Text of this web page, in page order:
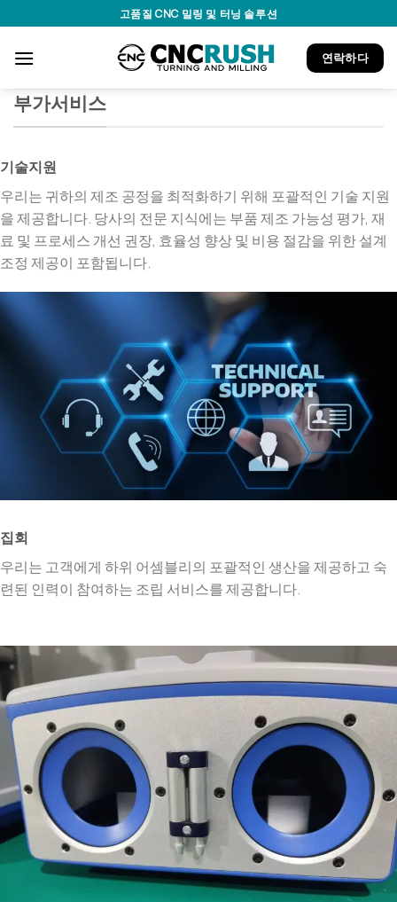
텐
기
고품질 CNC 밀링 및 터닝 솔루션
연락하다
부가서비스
기술지원
우리는 귀하의 제조 공정을 최적화하기 위해 포괄적인 기술 지원
을 제공합니다. 당사의 전문 지식에는 부품 제조 가능성 평가, 재
료 및 프로세스 개선 권장, 효율성 향상 및 비용 절감을 위한 설계
조정 제공이 포함됩니다.
집회
우리는 고객에게 하위 어셈블리의 포괄적인 생산을 제공하고 숙
련된 인력이 참여하는 조립 서비스를 제공합니다.